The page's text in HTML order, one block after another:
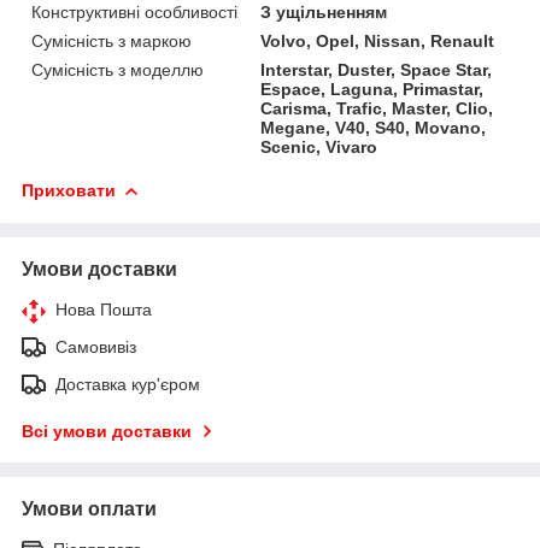
Конструктивні особливості
З ущільненням
Сумісність з маркою
Volvo, Opel, Nissan, Renault
Сумісність з моделлю
Interstar, Duster, Space Star,
Espace, Laguna, Primastar,
Carisma, Trafic, Master, Clio,
Megane, V40, S40, Movano,
Scenic, Vivaro
Приховати
Умови доставки
Нова Пошта
Самовивіз
Доставка кур'єром
Всі умови доставки
Умови оплати